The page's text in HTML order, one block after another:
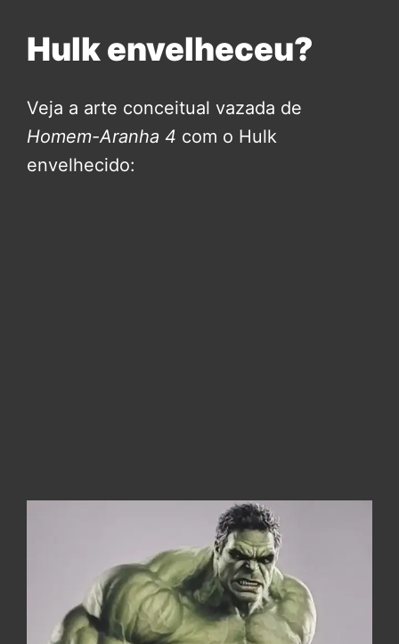
Hulk envelheceu?
Veja a arte conceitual vazada de
Homem-Aranha 4 com o Hulk
envelhecido: